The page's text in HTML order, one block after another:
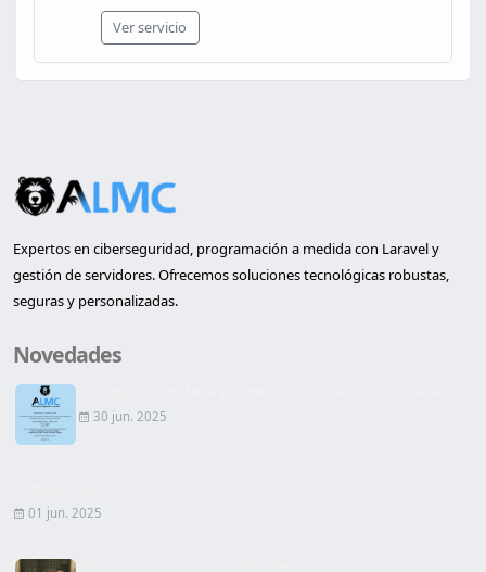
Ver servicio
Expertos en ciberseguridad, programación a medida con Laravel y
gestión de servidores. Ofrecemos soluciones tecnológicas robustas,
seguras y personalizadas.
Novedades
30 jun. 2025
01 jun. 2025